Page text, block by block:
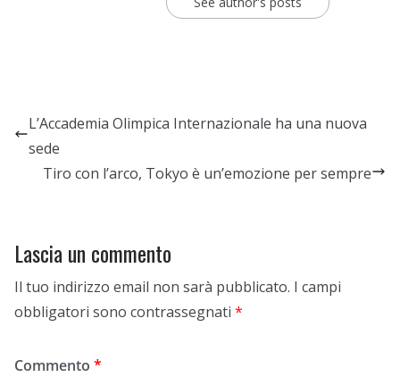
L’Accademia Olimpica Internazionale ha una nuova
sede
Tiro con l’arco, Tokyo è un’emozione per sempre
Lascia un commento
Il tuo indirizzo email non sarà pubblicato. I campi
obbligatori sono contrassegnati *
Commento *